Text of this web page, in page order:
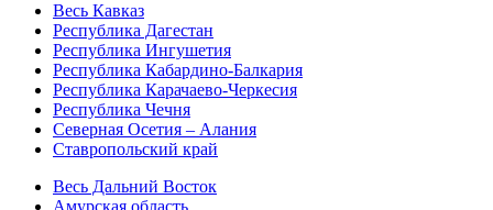
Весь Кавказ
Республика Дагестан
Республика Ингушетия
Республика Кабардино-Балкария
Республика Карачаево-Черкесия
Республика Чечня
Северная Осетия – Алания
Ставропольский край
Весь Дальний Восток
Амурская область